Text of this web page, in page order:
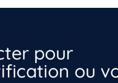
pour
ou